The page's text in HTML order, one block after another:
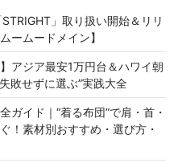
」取り扱い開始＆リリ
ームードメイン】
アジア最安1万円台＆ハワイ朝
敗せずに選ぶ”実践大全
ガイド｜“着る布団”で肩・首・
！素材別おすすめ・選び方・